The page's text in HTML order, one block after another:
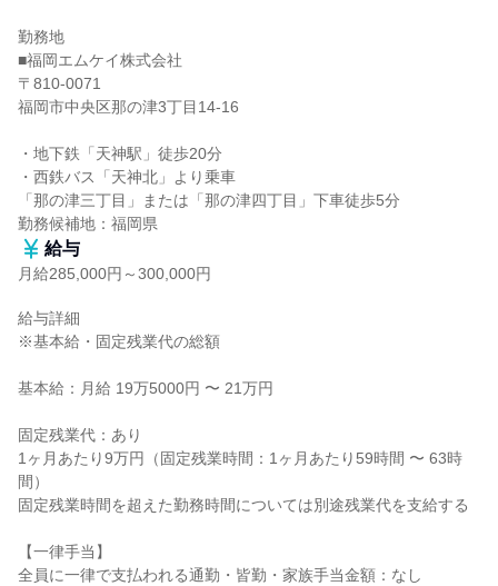
勤務地
■福岡エムケイ株式会社
〒810-0071
福岡市中央区那の津3丁目14-16
・地下鉄「天神駅」徒歩20分
・西鉄バス「天神北」より乗車
「那の津三丁目」または「那の津四丁目」下車徒歩5分
勤務候補地：福岡県
給与
月給285,000円～300,000円
給与詳細
※基本給・固定残業代の総額
基本給：月給 19万5000円 〜 21万円
固定残業代：あり
1ヶ月あたり9万円（固定残業時間：1ヶ月あたり59時間 〜 63時
間）
固定残業時間を超えた勤務時間については別途残業代を支給する
【一律手当】
全員に一律で支払われる通勤・皆勤・家族手当金額：なし